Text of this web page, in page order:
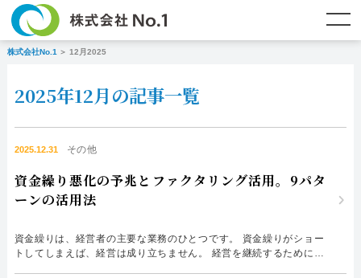
ご契約までの流れ ご利用事例
よくある質問
企業情報 お問い合わせ
名古屋支店HP
株式会社No.1 12月2025
2025年12月の記事一覧
2025.12.31 その他
資金繰り悪化の予兆とファクタリング活用。9パタ
ーンの活用法
資金繰りは、経営者の主要な業務のひとつです。 資金繰りがショー
トしてしまえば、経営は成り立ちません。 経営を継続するために